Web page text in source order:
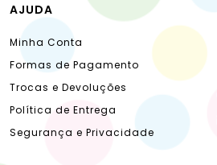
AJUDA
Minha Conta
Formas de Pagamento
Trocas e Devoluções
Política de Entrega
Segurança e Privacidade